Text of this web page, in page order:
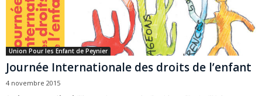
Union Pour les Enfant de Peynier
Journée Internationale des droits de l’enfant
4 novembre 2015